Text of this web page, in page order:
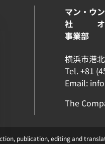
マン・ウ
社 オー
事業部
横浜市港
Tel. +81
Email:
The
publication, editing and